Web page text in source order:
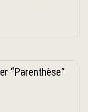
“Parenthèse”